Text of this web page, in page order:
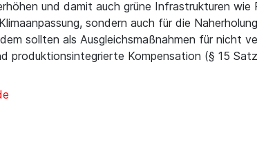
und damit auch grüne Infrastrukturen wie
sondern auch für die
sollten als Ausgleichsmaßnahmen für nicht
produktionsintegrierte Kompensation (§ 15